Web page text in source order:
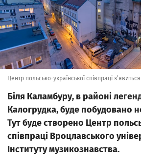
Центр польсько-української співпраці
Біля Каламбуру, в районі
Калогрудка, буде побудовано
Тут буде створено Центр
співпраці Вроцлавського
Інституту музикознавства.